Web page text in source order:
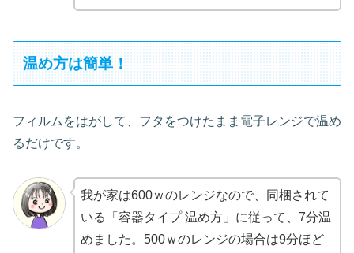
温め方は簡単！
フィルムをはがして、フタをつけたまま電子レンジで温め
るだけです。
我が家は600ｗのレンジなので、同梱されて
いる「容器タイプ 温め方」に従って、7分温
めました。500ｗのレンジの場合は9分ほど